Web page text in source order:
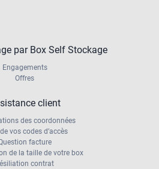
par Box Self Stockage
Engagements
Offres
client
des coordonnées
vos codes d’accès
facture
de la taille de votre box
contrat